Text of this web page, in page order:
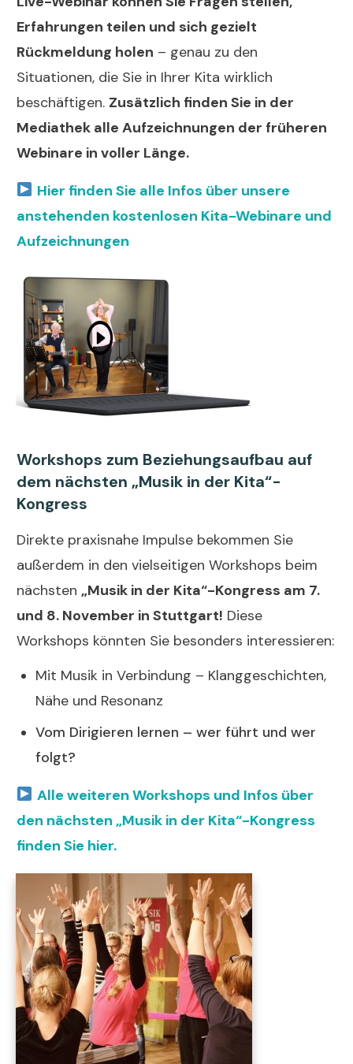
Erfahrungen teilen und sich gezielt
Rückmeldung holen – genau zu den
Situationen, die Sie in Ihrer Kita wirklich
beschäftigen. Zusätzlich finden Sie in der
Mediathek alle Aufzeichnungen der früheren
Webinare in voller Länge.
Hier finden Sie alle Infos über unsere
anstehenden kostenlosen Kita-Webinare und
Aufzeichnungen
Workshops zum Beziehungsaufbau auf
dem nächsten „Musik in der Kita“-
Kongress
Direkte praxisnahe Impulse bekommen Sie
außerdem in den vielseitigen Workshops beim
nächsten „Musik in der Kita“-Kongress am 7.
und 8. November in Stuttgart! Diese
Workshops könnten Sie besonders interessieren:
Mit Musik in Verbindung – Klanggeschichten,
Nähe und Resonanz
Vom Dirigieren lernen – wer führt und wer
folgt?
Alle weiteren Workshops und Infos über
den nächsten „Musik in der Kita“-Kongress
finden Sie hier.